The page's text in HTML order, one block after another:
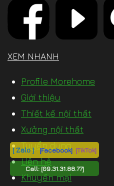
[ Zalo ] [Facebook] [TikTok]
Call: [09.31.31.88.77]
XEM NHANH
Profile Morehome
Giới thiệu
Thiết kế nội thất
Xưởng nội thất
Tuyển dụng
Liên hệ
Khuyến mại